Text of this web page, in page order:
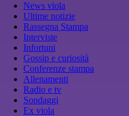
News viola
Ultime notizie
Rassegna Stampa
Interviste
Infortuni
Gossip e curiosità
Conferenze stampa
Allenamenti
Radio e tv
Sondaggi
Ex viola